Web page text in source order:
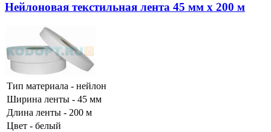
Нейлоновая текстильная лента 45 мм х 200 м
Тип материала - нейлон
Ширина ленты - 45 мм
Длина ленты - 200 м
Цвет - белый